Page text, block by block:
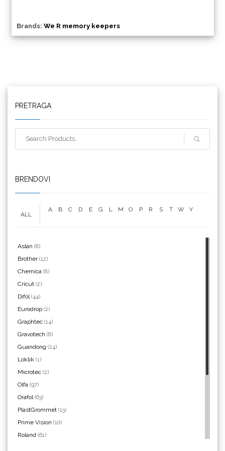
Brands: We R memory keepers
PRETRAGA
BRENDOVI
ALL
A B C D E G L M O P R S T W Y
Aslan (8)
Brother(12)
Chemica (8)
Cricut (2)
Difol (44)
Eurodrop (2)
Graphtec (14)
Gravotech (8)
Guandong (24)
Loklik (1)
Microtec (2)
Olfa (97)
Orafol (63)
PlastGrommet (13)
Prime Vision (10)
Roland (61)